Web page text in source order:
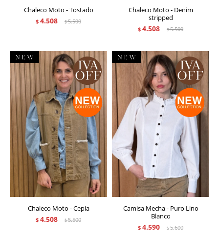
Chaleco Moto - Tostado
$ 4.508 $5.500
Chaleco Moto - Denim
stripped
$ 4.508 $5.500
Chaleco Moto - Cepia
$ 4.508 $5.500
Camisa Mecha - Puro Lino
Blanco
$ 4.590 $5.600